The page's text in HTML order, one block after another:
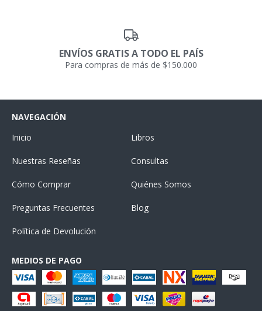
ENVÍOS GRATIS A TODO EL PAÍS
Para compras de más de $150.000
NAVEGACIÓN
Inicio
Libros
Nuestras Reseñas Consultas
Cómo Comprar Quiénes Somos
Preguntas Frecuentes Blog
Política de Devolución
MEDIOS DE PAGO